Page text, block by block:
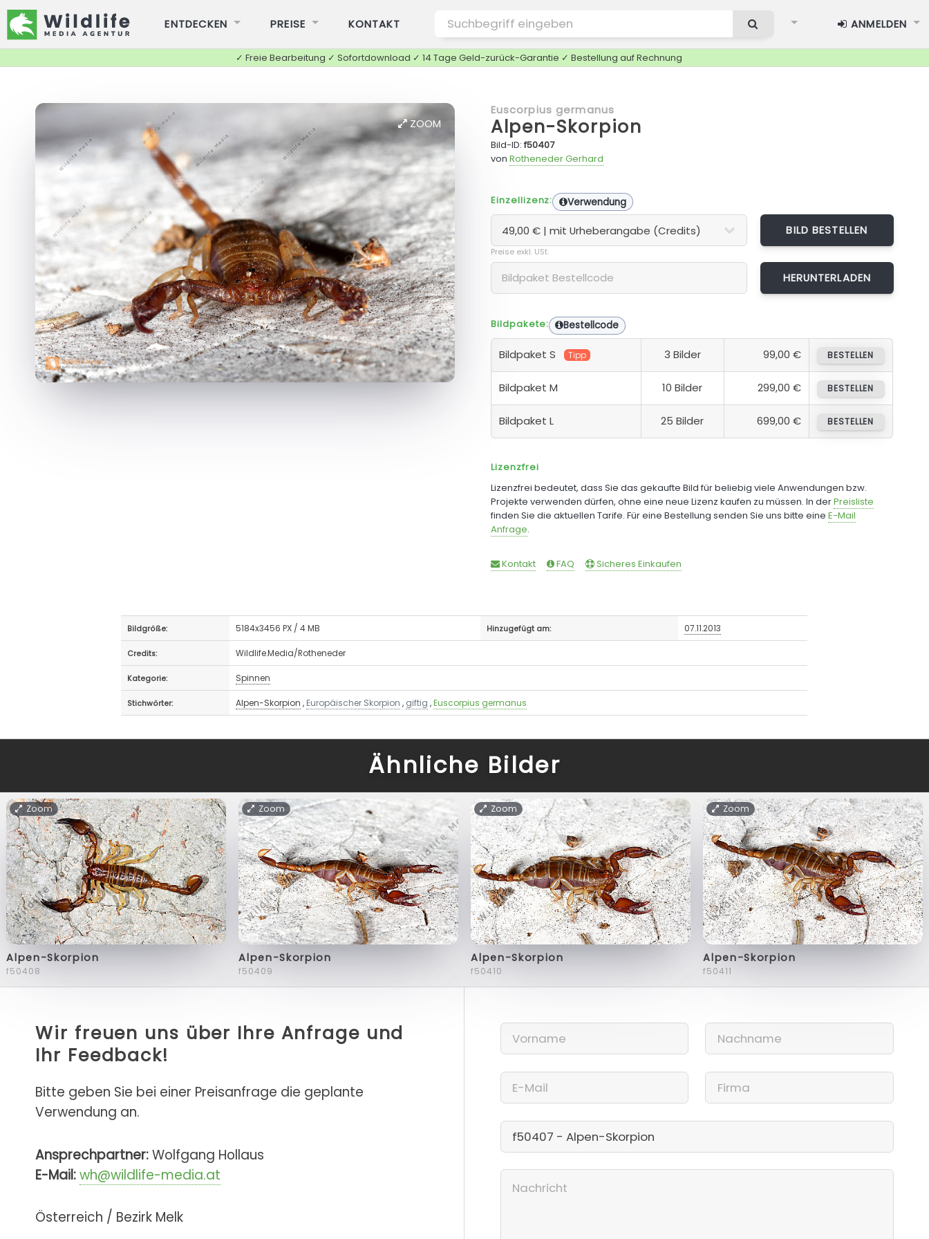
ENTDECKEN PREISE KONTAKT ANMELDEN
✓ Freie Bearbeitung ✓ Sofortdownload ✓ 14 Tage Geld-zurück-Garantie ✓ Bestellung auf Rechnung
ZOOM
Euscorpius germanus
Alpen-Skorpion
Bild-ID:f50407
von Rotheneder Gerhard
Einzellizenz: Verwendung
BILD BESTELLEN
Preise exkl. USt.
Bildpakete: Bestellcode
Bildpaket S Tipp 3 Bilder 99,00 € BESTELLEN
Bildpaket M 10 Bilder 299,00 € BESTELLEN
Bildpaket L 25 Bilder 699,00 € BESTELLEN
Lizenzfrei
Lizenzfrei bedeutet, dass Sie das gekaufte Bild für beliebig viele Anwendungen bzw.
Projekte verwenden dürfen, ohne eine neue Lizenz kaufen zu müssen. In derPreisliste
finden Sie die aktuellen Tarife. Für eine Bestellung senden Sie uns bitte eine E-Mail
Anfrage.
Kontakt FAQ Sicheres Einkaufen
Bildgröße: 5184x3456 PX / 4 MB Hinzugefügt am: 07.11.2013
Credits: Wildlife.Media/Rotheneder
Kategorie: Spinnen
Stichwörter: Alpen-Skorpion , Europäischer Skorpion , giftig ,Euscorpius germanus
Ähnliche Bilder
Zoom
Alpen-Skorpion
f50408
Zoom
Alpen-Skorpion
f50409
Zoom
Alpen-Skorpion
f50410
Zoom
Alpen-Skorpion
f50411
Wir freuen uns über Ihre Anfrage und
Ihr Feedback!
Bitte geben Sie bei einer Preisanfrage die geplante
Verwendung an.
Ansprechpartner:Wolfgang Hollaus
E-Mail:wh@wildlife-media.at
Österreich / Bezirk Melk